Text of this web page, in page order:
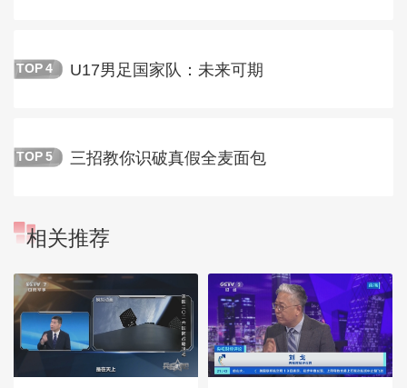
TOP 4 U17男足国家队：未来可期
TOP 5 三招教你识破真假全麦面包
相关推荐